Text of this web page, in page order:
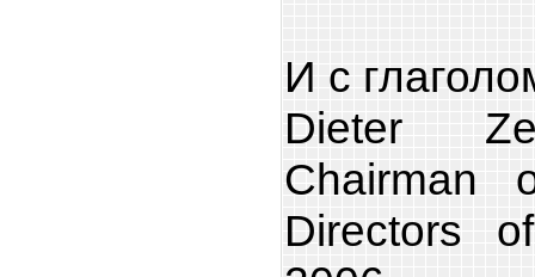
И с
Dieter
Chairman
Directors